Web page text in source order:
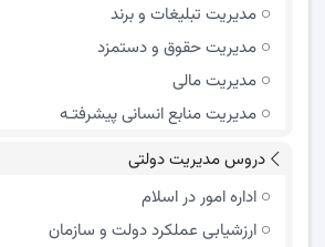
مدیریت تبلیغات و برند
مدیریت حقوق و دستمزد
مدیریت مالی
مدیریت منابع انسانی پیشرفتـه
دروس مدیریت دولتی
اداره امور در اسلام
ارزشیابی عملکرد دولت و سازمان